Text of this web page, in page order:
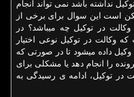
نداشته باشد نمی تواند انجام
است این سوال برای برخی از
در توکیل چه میباشد؟ در
وکالت در توکیل نوعی اختیار
داده میشود تا در صورتی که
را انجام دهد یا مشکلی برای
در توکیل، ادامه ی رسیدگی به